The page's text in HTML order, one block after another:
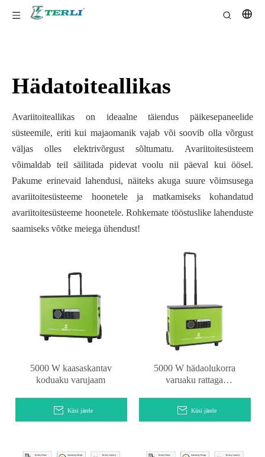
Hädatoiteallikas
Avariitoiteallikas on ideaalne täiendus päikesepaneelide
süsteemile, eriti kui majaomanik vajab või soovib olla võrgust
väljas olles elektrivõrgust sõltumatu. Avariitoitesüsteem
võimaldab teil säilitada pidevat voolu nii päeval kui öösel.
Pakume erinevaid lahendusi, näiteks akuga suure võimsusega
avariitoitesüsteeme hoonetele ja matkamiseks kohandatud
avariitoitesüsteeme hoonetele. Rohkemate tööstuslike lahenduste
saamiseks võtke meiega ühendust!
5000 W kaasaskantav
koduaku varujaam
Küsi järele
5000 W hädaolukorra
varuaku rattaga
Küsi järele